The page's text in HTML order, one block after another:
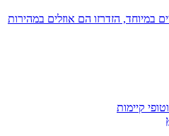
במיוחד, הזדרזו הם אוזלים במהירות
קיימות